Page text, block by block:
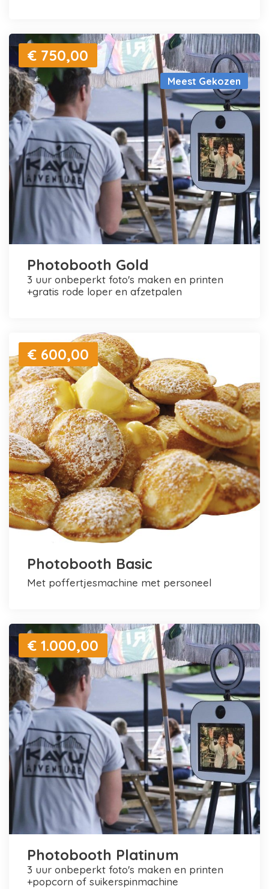
Meest Gekozen
€ 750,00
Photobooth Gold
3 uur onbeperkt foto's maken en printen
+gratis rode loper en afzetpalen
€ 600,00
Photobooth Basic
met poffertjesmachine met personeel
€ 1.000,00
Photobooth Platinum
3 uur onbeperkt foto's maken en printen
+popcorn of suikerspinmachine